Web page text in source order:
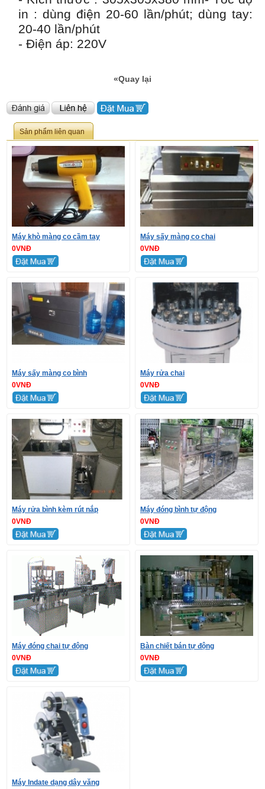
in : dùng điện 20-60 lần/phút; dùng tay:
20-40 lần/phút
- Điện áp: 220V
«Quay lại
Sản phẩm liên quan
Máy khò màng co cầm tay
0VNĐ
Máy sấy màng co chai
0VNĐ
Máy sấy màng co bình
0VNĐ
Máy rửa chai
0VNĐ
Máy rửa bình kèm rút nắp
0VNĐ
Máy đóng bình tự động
0VNĐ
Máy đóng chai tự động
0VNĐ
Bàn chiết bán tự động
0VNĐ
Máy Indate dạng dây văng